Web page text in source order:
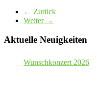
← Zurück
Weiter →
Aktuelle Neuigkeiten
Wunschkonzert 2026